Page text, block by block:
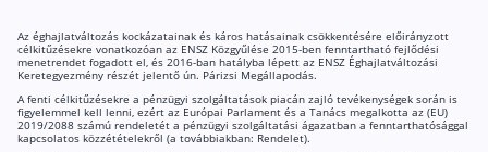
Egyszerű Állami Nyugdíjkalkulátor
Önkéntes Nyugdíjpénztárak hozamai
Nyugdíjbiztosítás
Az éghajlatváltozás kockázatainak és káros hatásainak csökkentésére előirányzott
célkitűzésekre vonatkozóan az ENSZ Közgyűlése 2015-ben fenntartható fejlődési
menetrendet fogadott el, és 2016-ban hatályba lépett az ENSZ Éghajlatváltozási
Keretegyezmény részét jelentő ún. Párizsi Megállapodás.
A fenti célkitűzésekre a pénzügyi szolgáltatások piacán zajló tevékenységek során is
figyelemmel kell lenni, ezért az Európai Parlament és a Tanács megalkotta az (EU)
2019/2088 számú rendeletét a pénzügyi szolgáltatási ágazatban a fenntarthatósággal
kapcsolatos közzétételekről (a továbbiakban: Rendelet).